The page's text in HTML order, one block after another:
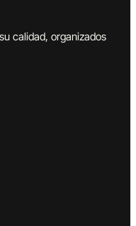
calidad, organizados